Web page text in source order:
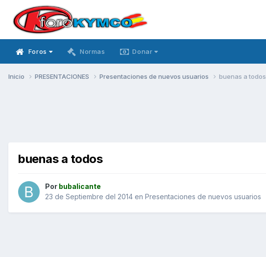
Foros Normas Donar
Inicio PRESENTACIONES Presentaciones de nuevos usuarios buenas a todos
buenas a todos
Por bubalicante
23 de Septiembre del 2014 en Presentaciones de nuevos usuarios